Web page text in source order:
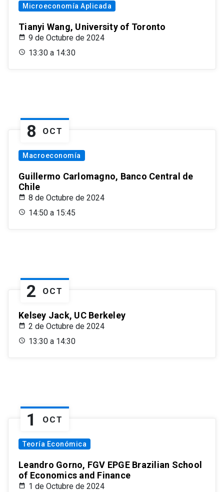
Microeconomía Aplicada
Tianyi Wang, University of Toronto
9 de Octubre de 2024
13:30 a 14:30
8 OCT
Macroeconomía
Guillermo Carlomagno, Banco Central de
Chile
8 de Octubre de 2024
14:50 a 15:45
2 OCT
Kelsey Jack, UC Berkeley
2 de Octubre de 2024
13:30 a 14:30
1 OCT
Teoría Económica
Leandro Gorno, FGV EPGE Brazilian School
of Economics and Finance
1 de Octubre de 2024